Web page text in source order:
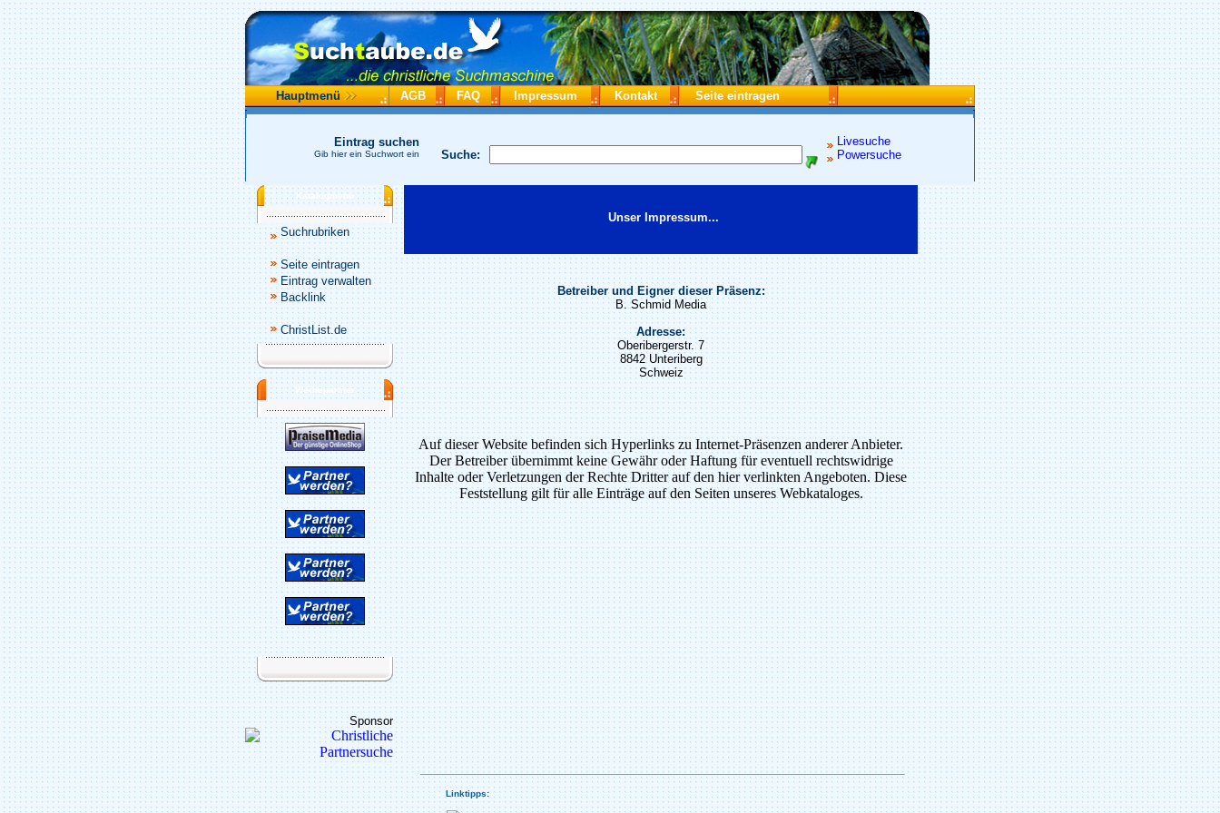
Hauptmenü AGB FAQ Impressum Kontakt Seite eintragen
Suche:
Livesuche
Powersuche
Eintrag suchen
Gib hier ein Suchwort ein
Katalogmenü
Suchrubriken
Seite eintragen
Eintrag verwalten
Backlink
ChristList.de
Werbepartner
Sponsor
Unser Impressum...
Betreiber und Eigner dieser Präsenz:
B. Schmid Media
Adresse:
Oberibergerstr. 7
8842 Unteriberg
Schweiz
Auf dieser Website befinden sich Hyperlinks zu Internet-Präsenzen anderer Anbieter.
Der Betreiber übernimmt keine Gewähr oder Haftung für eventuell rechtswidrige
Inhalte oder Verletzungen der Rechte Dritter auf den hier verlinkten Angeboten. Diese
Feststellung gilt für alle Einträge auf den Seiten unseres Webkataloges.
Linktipps: